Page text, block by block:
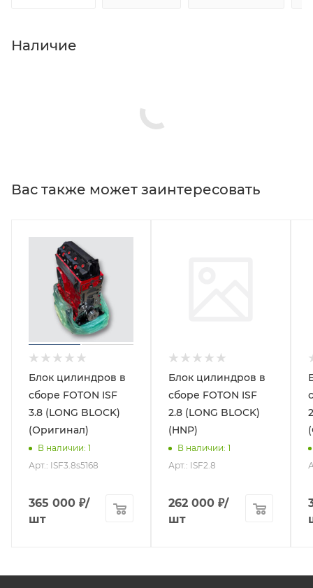
Наличие
Вас также может заинтересовать
Блок цилиндров в
сборе FOTON ISF
3.8 (LONG BLOCK)
(Оригинал)
В наличии: 1
Арт.: ISF3.8s5168
365 000 ₽/
шт
Блок цилиндров в
сборе FOTON ISF
2.8 (LONG BLOCK)
(HNP)
В наличии: 1
Арт.: ISF2.8
262 000 ₽/
шт